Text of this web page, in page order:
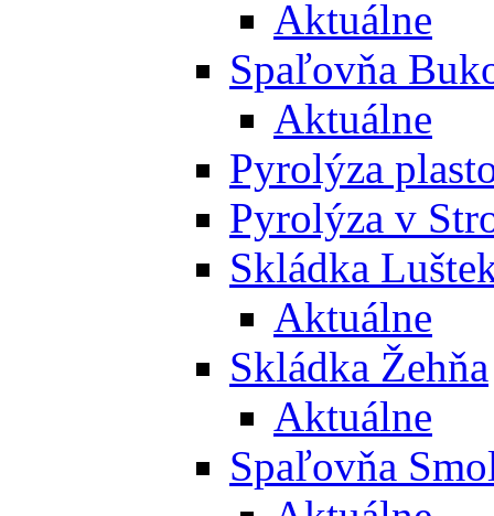
Aktuálne
Spaľovňa
Aktuálne
Pyrolýza
Pyrolýza v
Skládka
Aktuálne
Skládka Žehňa
Aktuálne
Spaľovňa